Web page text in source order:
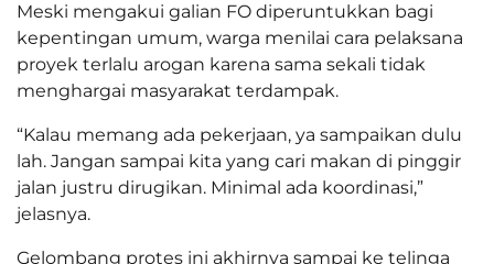
Meski mengakui galian FO diperuntukkan bagi
kepentingan umum, warga menilai cara pelaksana
proyek terlalu arogan karena sama sekali tidak
menghargai masyarakat terdampak.
“Kalau memang ada pekerjaan, ya sampaikan dulu
lah. Jangan sampai kita yang cari makan di pinggir
jalan justru dirugikan. Minimal ada koordinasi,”
jelasnya.
Gelombang protes ini akhirnya sampai ke telinga